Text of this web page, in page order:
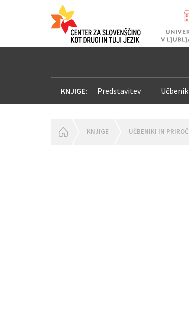
KNJIGE: Predstavitev
HOMEPAGE
KNJIGE UČBENIKI IN